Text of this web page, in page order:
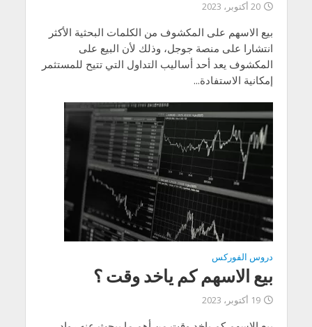
20 أكتوبر، 2023
بيع الاسهم على المكشوف من الكلمات البحثية الأكثر
انتشارا على منصة جوجل، وذلك لأن البيع على
المكشوف يعد أحد أساليب التداول التي تتيح للمستثمر
إمكانية الاستفادة...
دروس الفوركس
بيع الاسهم كم ياخد وقت ؟
19 أكتوبر، 2023